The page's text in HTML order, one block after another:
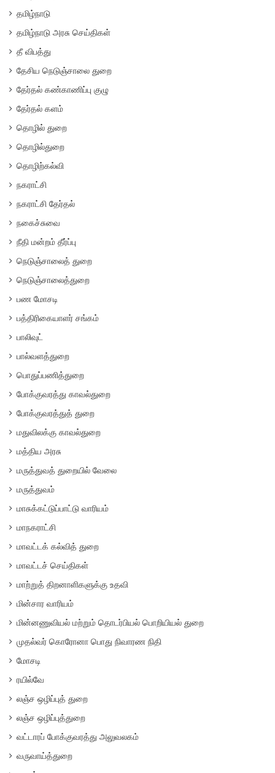
தமிழ்நாடு
தமிழ்நாடு அரசு செய்திகள்
தீ விபத்து
தேசிய நெடுஞ்சாலை துறை
தேர்தல் கண்காணிப்பு குழு
தேர்தல் களம்
தொழில் துறை
தொழில்துறை
தொழிற்கல்வி
நகராட்சி
நகராட்சி தேர்தல்
நகைச்சுவை
நீதி மன்றம் தீர்ப்பு
நெடுஞ்சாலைத் துறை
நெடுஞ்சாலைத்துறை
பண மோசடி
பத்திரிகையாளர் சங்கம்
பாலிவுட்
பால்வளத்துறை
பொதுப்பணித்துறை
போக்குவரத்து காவல்துறை
போக்குவரத்துத் துறை
மதுவிலக்கு காவல்துறை
மத்திய அரசு
மருத்துவத் துறையில் வேலை
மருத்துவம்
மாசுக்கட்டுப்பாட்டு வாரியம்
மாநகராட்சி
மாவட்டக் கல்வித் துறை
மாவட்டச் செய்திகள்
மாற்றுத் திறனாளிகளுக்கு உதவி
மின்சார வாரியம்
மின்னணுவியல் மற்றும் தொடர்பியல் பொறியியல் துறை
முதல்வர் கொரோனா பொது நிவாரண நிதி
மோசடி
ரயில்வே
லஞ்ச ஒழிப்புத் துறை
லஞ்ச ஒழிப்புத்துறை
வட்டாரப் போக்குவரத்து அலுவலகம்
வருவாய்த்துறை